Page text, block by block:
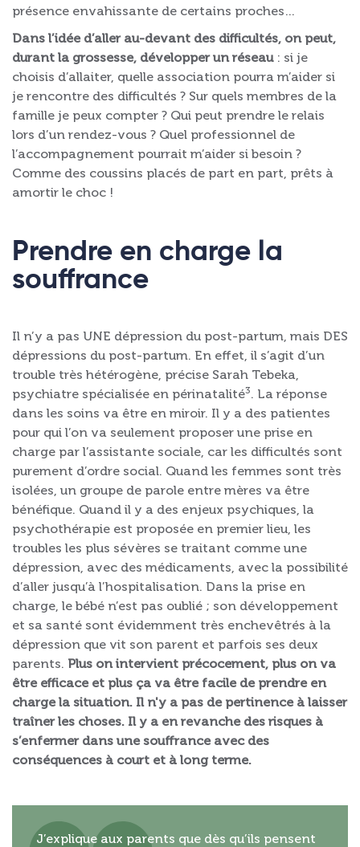
présence envahissante de certains proches…
Dans l’idée d’aller au-devant des difficultés, on peut,
durant la grossesse, développer un réseau: si je
choisis d’allaiter, quelle association pourra m’aider si
je rencontre des difficultés ? Sur quels membres de la
famille je peux compter ? Qui peut prendre le relais
lors d’un rendez-vous ? Quel professionnel de
l’accompagnement pourrait m’aider si besoin ?
Comme des coussins placés de part en part, prêts à
amortir le choc !
Prendre en charge la
souffrance
Il n’y a pas UNE dépression du post-partum, mais DES
dépressions du post-partum. En effet, il s’agit d’un
trouble très hétérogène, précise Sarah Tebeka,
psychiatre spécialisée en périnatalité3. La réponse
dans les soins va être en miroir. Il y a des patientes
pour qui l’on va seulement proposer une prise en
charge par l’assistante sociale, car les difficultés sont
purement d’ordre social. Quand les femmes sont très
isolées, un groupe de parole entre mères va être
bénéfique. Quand il y a des enjeux psychiques, la
psychothérapie est proposée en premier lieu, les
troubles les plus sévères se traitant comme une
dépression, avec des médicaments, avec la possibilité
d’aller jusqu’à l’hospitalisation. Dans la prise en
charge, le bébé n’est pas oublié ; son développement
et sa santé sont évidemment très enchevêtrés à la
dépression que vit son parent et parfois ses deux
parents. Plus on intervient précocement, plus on va
être efficace et plus ça va être facile de prendre en
charge la situation. Il n'y a pas de pertinence à laisser
traîner les choses. Il y a en revanche des risques à
s’enfermer dans une souffrance avec des
conséquences à court et à long terme.
J’explique aux parents que dès qu’ils pensent